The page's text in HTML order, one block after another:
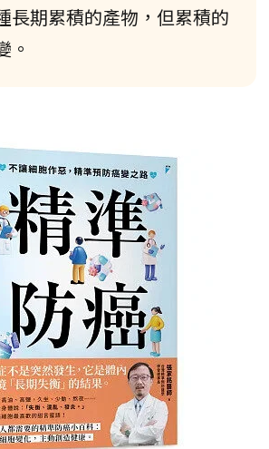
長期累積的產物，但累積的
。